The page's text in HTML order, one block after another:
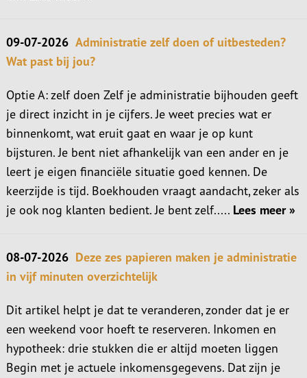
09-07-2026 Administratie zelf doen of uitbesteden?
Wat past bij jou?
Optie A: zelf doen Zelf je administratie bijhouden geeft
je direct inzicht in je cijfers. Je weet precies wat er
binnenkomt, wat eruit gaat en waar je op kunt
bijsturen. Je bent niet afhankelijk van een ander en je
leert je eigen financiële situatie goed kennen. De
keerzijde is tijd. Boekhouden vraagt aandacht, zeker als
je ook nog klanten bedient. Je bent zelf..... Lees meer »
08-07-2026 Deze zes papieren maken je administratie
in vijf minuten overzichtelijk
Dit artikel helpt je dat te veranderen, zonder dat je er
een weekend voor hoeft te reserveren. Inkomen en
hypotheek: drie stukken die er altijd moeten liggen
Begin met je actuele inkomensgegevens. Dat zijn je